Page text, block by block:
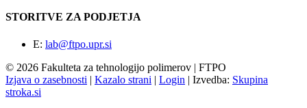
STORITVE ZA PODJETJA
E: lab@ftpo.upr.si
© 2026 Fakulteta za tehnologijo polimerov | FTPO
Izjava o zasebnosti | Kazalo strani | Login | Izvedba: Skupina
stroka.si